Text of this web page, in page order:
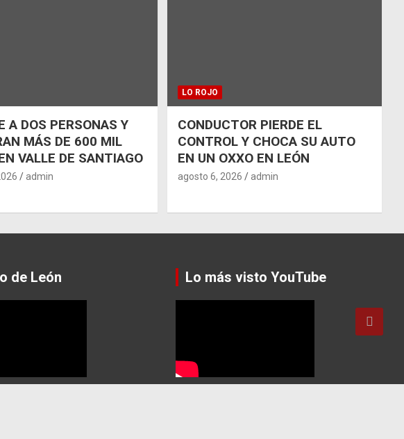
A DOS PERSONAS Y
MÁS DE 600 MIL
VALLE DE SANTIAGO
admin
LO ROJO
CONDUCTOR PIERDE EL
CONTROL Y CHOCA SU AUTO
EN UN OXXO EN LEÓN
agosto 6, 2026 admin
de León Lo más visto YouTube